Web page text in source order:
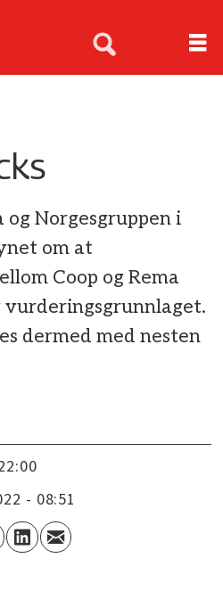
og Norgesgruppen i
om at
Coop og Rema
vurderingsgrunnlaget.
dermed med nesten
- 08:51